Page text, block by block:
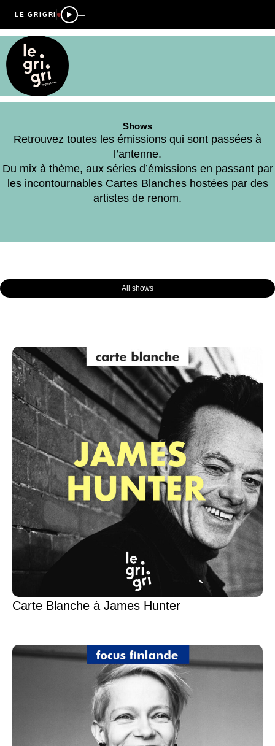
LE GRIGRI —
Shows
Retrouvez toutes les émissions qui sont passées à
l’antenne.
Du mix à thème, aux séries d’émissions en passant par
les incontournables Cartes Blanches hostées par des
artistes de renom.
All shows
Carte Blanche à James Hunter
Page Page